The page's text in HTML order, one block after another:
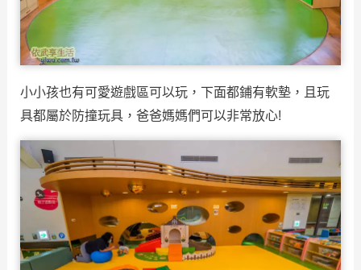
小小孩也有可愛遊戲區可以玩，下面都鋪有軟墊，且玩
具都屬於防撞玩具，爸爸媽媽們可以非常放心!